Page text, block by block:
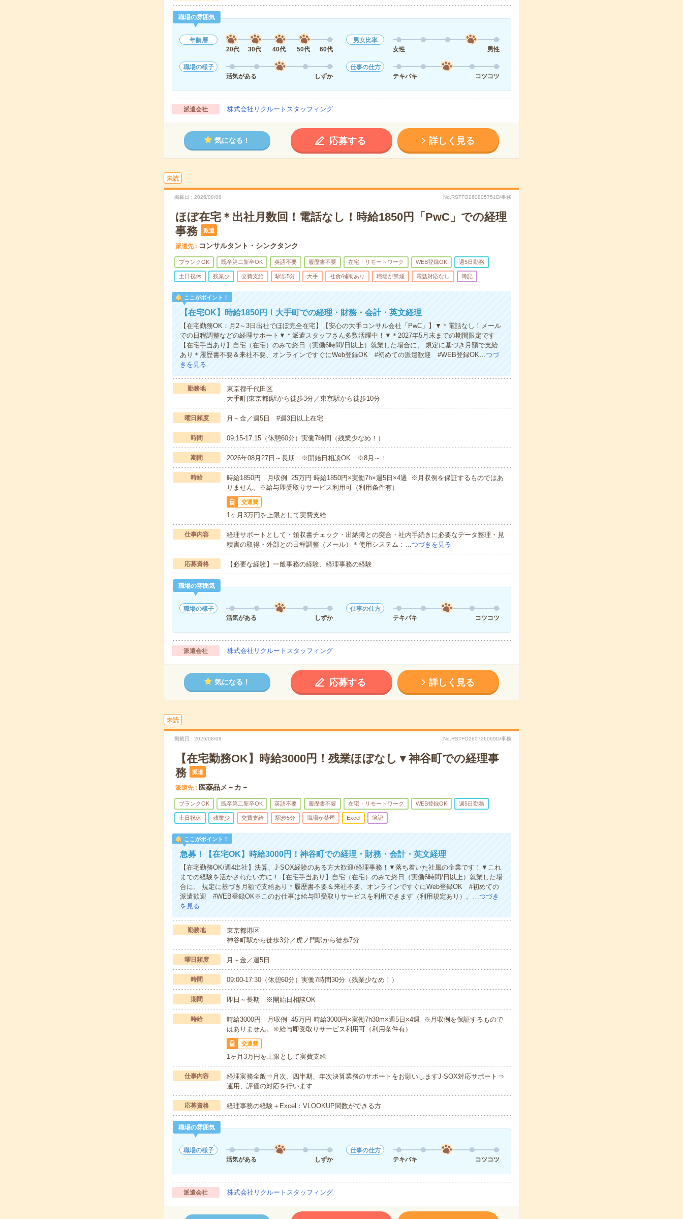
職場の雰囲気
年齢層
20代
30代 40代 50代 60代
男女比率
女性
男性
職場の様子
活気がある
しずか
仕事の仕方
テキパキ
コツコツ
派遣会社 株式会社リクルートスタッフィング
気になる！ 応募する 詳しく見る
未読
掲載日 2026/08/08 No.RSTFO260805751D/事務
ほぼ在宅＊出社月数回！電話なし！時給1850円「PwC」での経理
事務
派遣
派遣先 コンサルタント・シンクタンク
ブランクOK 既卒第二新卒OK 英語不要 履歴書不要 在宅・リモートワーク WEB登録OK 週5日勤務
土日祝休 残業少 交費支給 駅歩5分 大手 社食/補助あり 職場が禁煙 電話対応なし 簿記
ここがポイント！
【在宅OK】時給1850円！大手町での経理・財務・会計・英文経理
【在宅勤務OK：月2～3日出社でほぼ完全在宅】【安心の大手コンサル会社「PwC」】▼＊電話なし！メール
での日程調整などの経理サポート▼＊派遣スタッフさん多数活躍中！▼＊2027年5月末までの期間限定です
【在宅手当あり】自宅（在宅）のみで終日（実働6時間/日以上）就業した場合に、 規定に基づき月額で支給
あり＊履歴書不要＆来社不要、オンラインですぐにWeb登録OK #初めての派遣歓迎 #WEB登録OK…つづ
きを見る
勤務地
東京都千代田区
大手町(東京都)駅から徒歩3分／東京駅から徒歩10分
曜日頻度 月～金／週5日 #週3日以上在宅
時間 09:15-17:15（休憩60分）実働7時間（残業少なめ！）
期間 2026年08月27日～長期 ※開始日相談OK ※8月～！
時給
時給1850円 月収例 25万円 時給1850円×実働7h×週5日×4週 ※月収例を保証するものではあ
りません。※給与即受取りサービス利用可（利用条件有）
交通費
1ヶ月3万円を上限として実費支給
仕事内容
経理サポートとして・領収書チェック・出納簿との突合・社内手続きに必要なデータ整理・見
積書の取得・外部との日程調整（メール）＊使用システム：…つづきを見る
応募資格 【必要な経験】一般事務の経験、経理事務の経験
職場の雰囲気
職場の様子
活気がある
しずか
仕事の仕方
テキパキ
コツコツ
派遣会社 株式会社リクルートスタッフィング
気になる！ 応募する 詳しく見る
未読
掲載日 2026/08/08 No.RSTFO260726069D/事務
【在宅勤務OK】時給3000円！残業ほぼなし▼神谷町での経理事
務
派遣
派遣先 医薬品メ－カ－
ブランクOK 既卒第二新卒OK 英語不要 履歴書不要 在宅・リモートワーク WEB登録OK 週5日勤務
土日祝休 残業少 交費支給 駅歩5分 職場が禁煙 Excel 簿記
ここがポイント！
急募！【在宅OK】時給3000円！神谷町での経理・財務・会計・英文経理
【在宅勤務OK/週4出社】決算、J-SOX経験のある方大歓迎/経理事務！▼落ち着いた社風の企業です！▼これ
までの経験を活かされたい方に！【在宅手当あり】自宅（在宅）のみで終日（実働6時間/日以上）就業した場
合に、 規定に基づき月額で支給あり＊履歴書不要＆来社不要、オンラインですぐにWeb登録OK #初めての
派遣歓迎 #WEB登録OK※このお仕事は給与即受取りサービスを利用できます（利用規定あり）。…つづき
を見る
勤務地
東京都港区
神谷町駅から徒歩3分／虎ノ門駅から徒歩7分
曜日頻度 月～金／週5日
時間 09:00-17:30（休憩60分）実働7時間30分（残業少なめ！）
期間 即日～長期 ※開始日相談OK
時給
時給3000円 月収例 45万円 時給3000円×実働7h30m×週5日×4週 ※月収例を保証するもので
はありません。※給与即受取りサービス利用可（利用条件有）
交通費
1ヶ月3万円を上限として実費支給
仕事内容
経理実務全般⇒月次、四半期、年次決算業務のサポートをお願いしますJ-SOX対応サポート⇒
運用、評価の対応を行います
応募資格 経理事務の経験＋Excel：VLOOKUP関数ができる方
職場の雰囲気
職場の様子
活気がある
しずか
仕事の仕方
テキパキ
コツコツ
派遣会社 株式会社リクルートスタッフィング